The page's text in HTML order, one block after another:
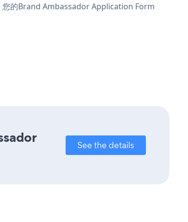
的Brand Ambassador Application Form
See the details